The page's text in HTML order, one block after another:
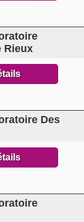
Rieux
Des